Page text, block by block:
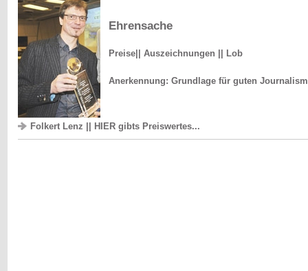
Ehrensache
Preise|| Auszeichnungen || Lob
Anerkennung: Grundlage für guten
Folkert Lenz || HIER gibts Preiswertes...